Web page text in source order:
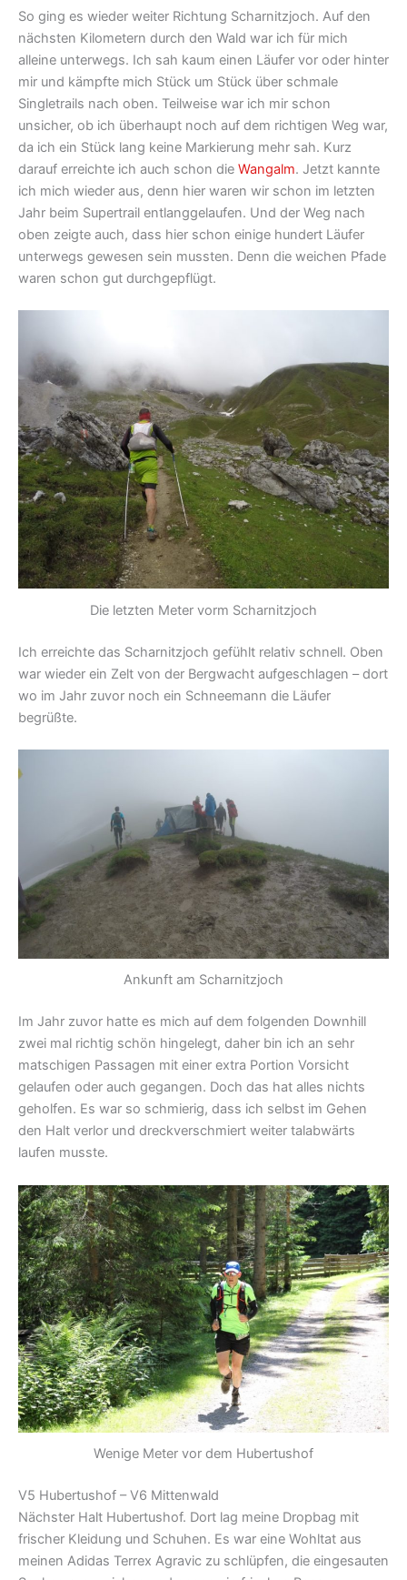
So ging es wieder weiter Richtung Scharnitzjoch. Auf den
nächsten Kilometern durch den Wald war ich für mich
alleine unterwegs. Ich sah kaum einen Läufer vor oder hinter
mir und kämpfte mich Stück um Stück über schmale
Singletrails nach oben. Teilweise war ich mir schon
unsicher, ob ich überhaupt noch auf dem richtigen Weg war,
da ich ein Stück lang keine Markierung mehr sah. Kurz
darauf erreichte ich auch schon die Wangalm. Jetzt kannte
ich mich wieder aus, denn hier waren wir schon im letzten
Jahr beim Supertrail entlanggelaufen. Und der Weg nach
oben zeigte auch, dass hier schon einige hundert Läufer
unterwegs gewesen sein mussten. Denn die weichen Pfade
waren schon gut durchgepflügt.
Die letzten Meter vorm Scharnitzjoch
Ich erreichte das Scharnitzjoch gefühlt relativ schnell. Oben
war wieder ein Zelt von der Bergwacht aufgeschlagen – dort
wo im Jahr zuvor noch ein Schneemann die Läufer
begrüßte.
Ankunft am Scharnitzjoch
Im Jahr zuvor hatte es mich auf dem folgenden Downhill
zwei mal richtig schön hingelegt, daher bin ich an sehr
matschigen Passagen mit einer extra Portion Vorsicht
gelaufen oder auch gegangen. Doch das hat alles nichts
geholfen. Es war so schmierig, dass ich selbst im Gehen
den Halt verlor und dreckverschmiert weiter talabwärts
laufen musste.
Wenige Meter vor dem Hubertushof
V5 Hubertushof – V6 Mittenwald
Nächster Halt Hubertushof. Dort lag meine Dropbag mit
frischer Kleidung und Schuhen. Es war eine Wohltat aus
meinen Adidas Terrex Agravic zu schlüpfen, die eingesauten